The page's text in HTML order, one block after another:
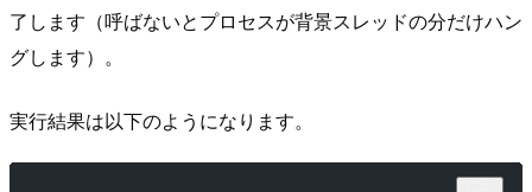
了します（呼ばないとプロセスが背景スレッドの分だけハン
グします）。
実行結果は以下のようになります。